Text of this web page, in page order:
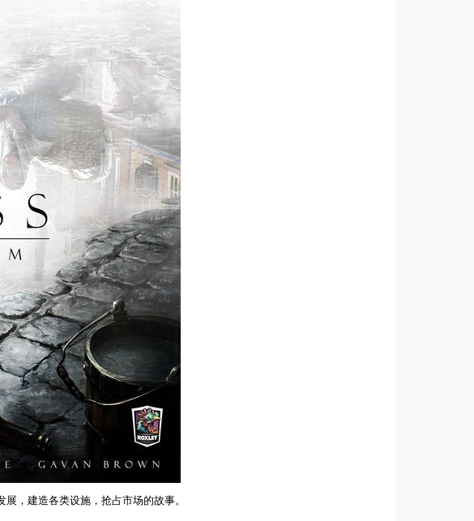
，建造各类设施，抢占市场的故事。